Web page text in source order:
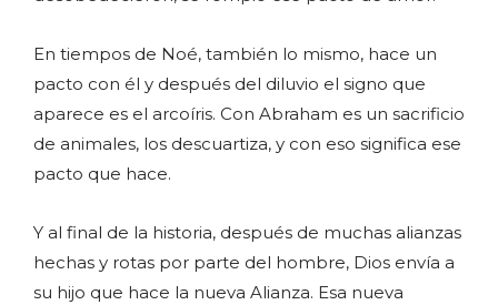
En tiempos de Noé, también lo mismo, hace un
pacto con él y después del diluvio el signo que
aparece es el arcoíris. Con Abraham es un sacrificio
de animales, los descuartiza, y con eso significa ese
pacto que hace.
Y al final de la historia, después de muchas alianzas
hechas y rotas por parte del hombre, Dios envía a
su hijo que hace la nueva Alianza. Esa nueva